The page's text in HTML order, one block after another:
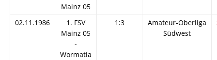
Mainz 05
02.11.1986
1. FSV
Mainz 05
-
Wormatia
1:3
Amateur-Oberliga
Südwest